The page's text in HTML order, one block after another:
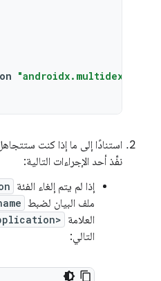
استنادًا إلى ما إذا كنت
نفِّذ أحد الإجراءات التالية:
إذا لم يتم إلغاء الفئة
ملف البيان لضبط
العلامة
التالي: